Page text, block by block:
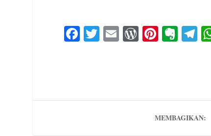
Fa
ce
T
wi
E
m
W
or
es
Pi
nt
t
E
ve
e
le
m
MEMBAGIKAN: